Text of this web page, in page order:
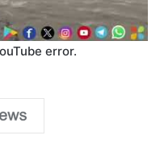
error.